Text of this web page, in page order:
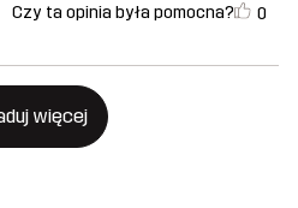
Czy ta opinia była pomocna? 0
więcej